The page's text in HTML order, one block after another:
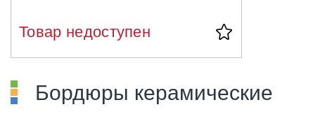
Товар недоступен
Бордюры керамические